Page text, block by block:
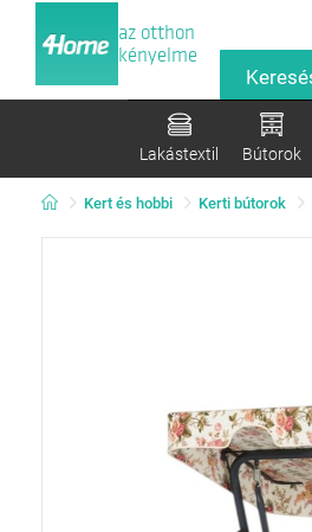
az otthon
kényelme
Lakástextil Bútorok
Kert és hobbi Kerti bútorok